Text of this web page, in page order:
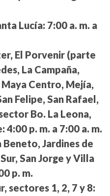
Lucía: 7:00 a. m. a
El Porvenir (parte
La Campaña,
Centro, Mejía,
Felipe, San Rafael,
Bo. La Leona,
4:00 p. m. a 7:00 a. m.
Jardines de
San Jorge y Villa
p. m.
sectores 1, 2, 7 y 8: